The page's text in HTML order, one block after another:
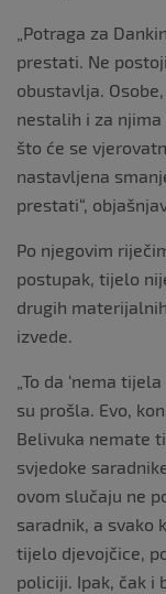
„Potraga za
prestati. Ne
obustavlja.
nestalih i za
što će se
nastavljena
prestati“,
Po njegovim
postupak, tijelo
drugih
izvede.
„To da ‘nema
su prošla. Evo,
Belivuka nemate
svjedoke
ovom slučaju ne
saradnik, a svako
tijelo djevojčice,
policiji. Ipak, čak i